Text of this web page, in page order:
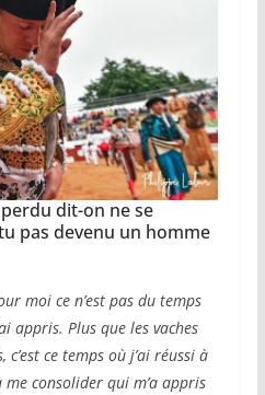
dit-on ne se
pas devenu un homme
moi ce n’est pas du temps
appris. Plus que les vaches
ce temps où j’ai réussi à
consolider qui m’a appris